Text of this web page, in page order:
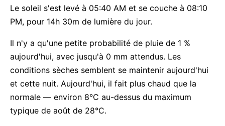
Le soleil s'est levé à 05:40 AM et se couche à 08:10
PM, pour 14h 30m de lumière du jour.
Il n'y a qu'une petite probabilité de pluie de 1 %
aujourd'hui, avec jusqu'à 0 mm attendus. Les
conditions sèches semblent se maintenir aujourd'hui
et cette nuit. Aujourd'hui, il fait plus chaud que la
normale — environ 8°C au-dessus du maximum
typique de août de 28°C.